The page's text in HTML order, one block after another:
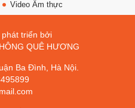
Video Ẩm thực
triển bởi
QUÊ HƯƠNG
Ba Đình, Hà Nội.